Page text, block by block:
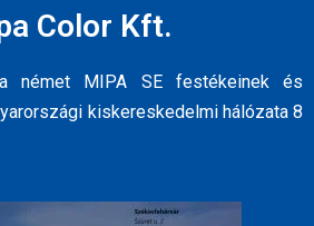
Color Kft.
német MIPA SE festékeinek és
kiskereskedelmi hálózata 8